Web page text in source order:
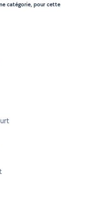
catégorie, pour cette